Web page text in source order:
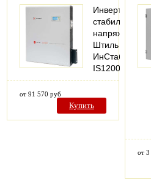
Инвертоный
стабилизатор
напряжения
Штиль
ИнСтаб
IS12000
от 91 570 руб
Купить
от